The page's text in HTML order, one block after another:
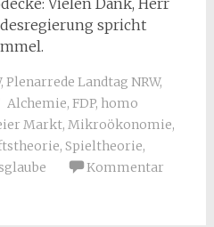
Vielen Dank, Herr
spricht
, Plenarrede Landtag NRW,
Alchemie, FDP, homo
Markt, Mikroökonomie,
, Spieltheorie,
Kommentar